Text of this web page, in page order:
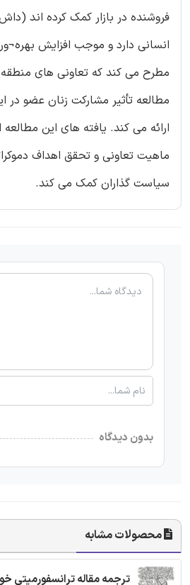
انسانی دارد و موجب افزایش
مطرح می کند که تعاونی های منطقه
مطالعه تأثیر مشارکت زنان عضو در
ارائه می کند. یافته های این
ماهیت تعاونی و تحقق اهداف
سیاست گذاران کمک می کند.
بدون دیدگاه
محصولات مشابه
ترجمه مقاله